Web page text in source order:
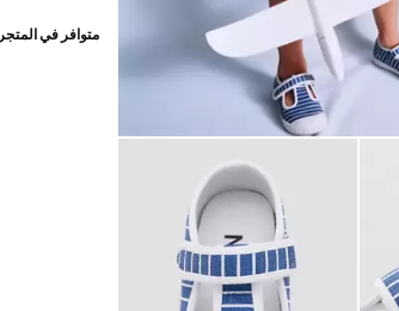
متوافر في المتجر